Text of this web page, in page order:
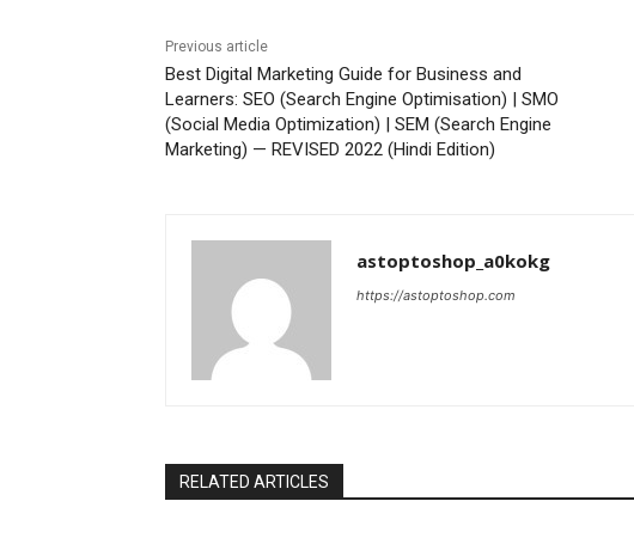
Previous article
Best Digital Marketing Guide for Business and
Learners: SEO (Search Engine Optimisation) | SMO
(Social Media Optimization) | SEM (Search Engine
Marketing) — REVISED 2022 (Hindi Edition)
astoptoshop_a0kokg
https://astoptoshop.com
RELATED ARTICLES